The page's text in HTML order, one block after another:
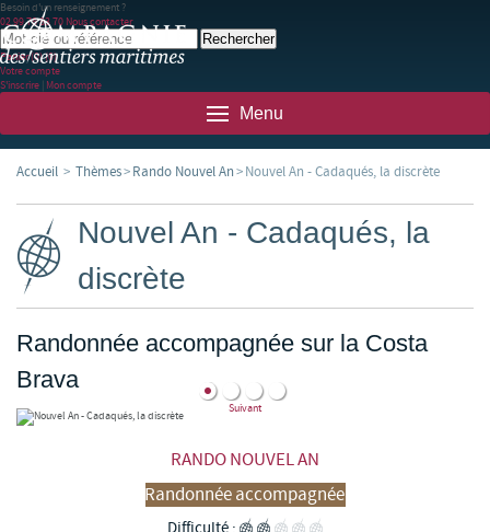
Besoin d'un renseignement ?
02 99 78 83 70 Nous contacter
Panier(0)(0)
Votre compte
S'inscrire | Mon compte
Menu
Accueil > Thèmes>Rando Nouvel An>Nouvel An - Cadaqués, la discrète
Nouvel An - Cadaqués, la
discrète
Randonnée accompagnée sur la Costa
Brava
Suivant
RANDO NOUVEL AN
Randonnée accompagnée